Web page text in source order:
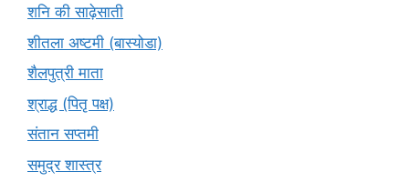
शनि की साढ़ेसाती
शीतला अष्टमी (बास्योडा)
शैलपुत्री माता
श्राद्ध (पितृ पक्ष)
संतान सप्तमी
समुद्र शास्त्र